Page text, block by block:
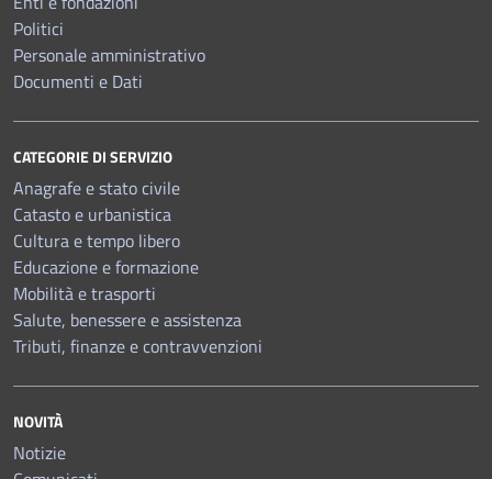
Politici
Personale amministrativo
Documenti e Dati
CATEGORIE DI SERVIZIO
Anagrafe e stato civile
Catasto e urbanistica
Cultura e tempo libero
Educazione e formazione
Mobilità e trasporti
Salute, benessere e assistenza
Tributi, finanze e contravvenzioni
NOVITÀ
Notizie